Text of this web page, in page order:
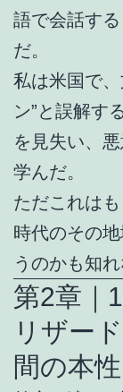
語で会話す
だ。
私は米国で
ン”と誤解す
を見失い、
学んだ。
ただこれは
時代のその
うのかも知れ
第2章｜
リザー
間の本性